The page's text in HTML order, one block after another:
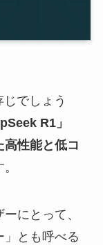
でしょう
R1」
性能と低コ
にとって、
」とも呼べる